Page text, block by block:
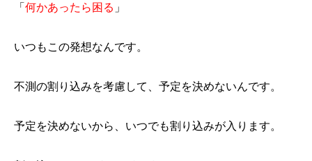
「 何かあったら困る 」
いつもこの発想なんです。
不測の割り込みを考慮して、予定を決めないんです。
予定を決めないから、いつでも割り込みが入ります。